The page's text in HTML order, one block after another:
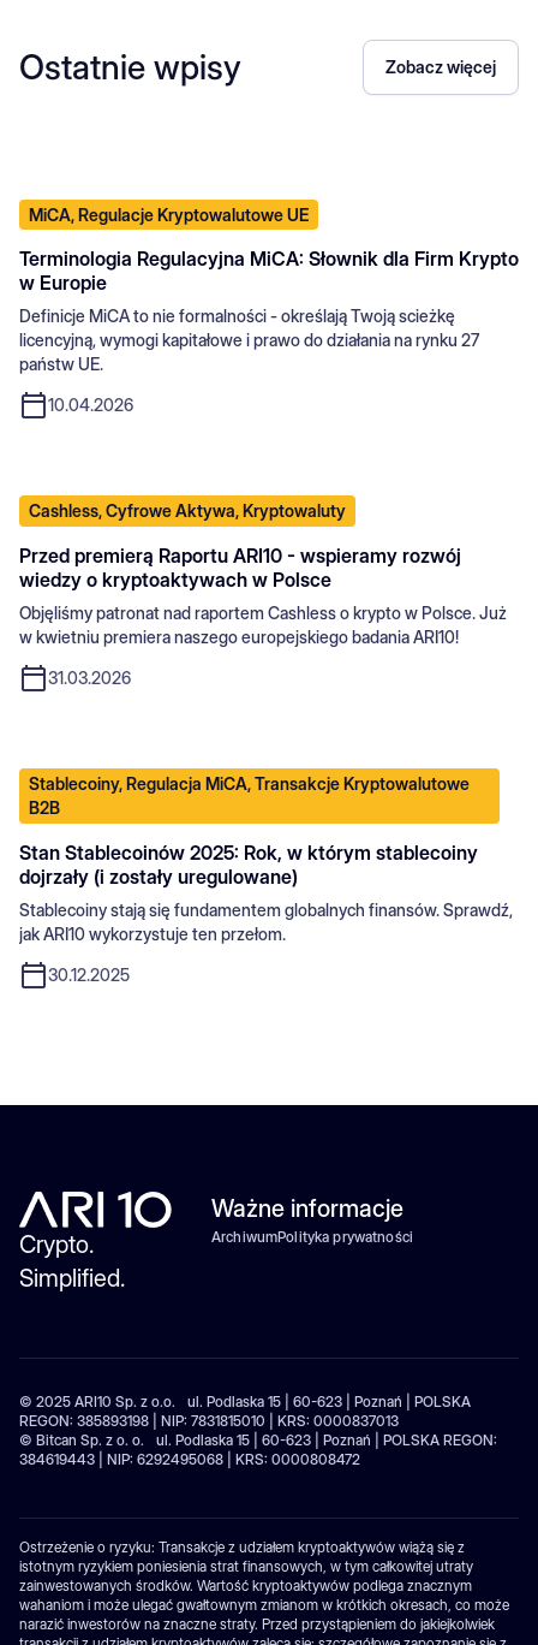
Ostatnie wpisy Zobacz więcej
MiCA, Regulacje Kryptowalutowe UE
Terminologia Regulacyjna MiCA: Słownik dla Firm Krypto
w Europie
Definicje MiCA to nie formalności - określają Twoją scieżkę
licencyjną, wymogi kapitałowe i prawo do działania na rynku 27
państw UE.
10.04.2026
Cashless, Cyfrowe Aktywa, Kryptowaluty
Przed premierą Raportu ARI10 - wspieramy rozwój
wiedzy o kryptoaktywach w Polsce
Objęliśmy patronat nad raportem Cashless o krypto w Polsce. Już
w kwietniu premiera naszego europejskiego badania ARI10!
31.03.2026
Stablecoiny, Regulacja MiCA, Transakcje Kryptowalutowe
B2B
Stan Stablecoinów 2025: Rok, w którym stablecoiny
dojrzały (i zostały uregulowane)
Stablecoiny stają się fundamentem globalnych finansów. Sprawdź,
jak ARI10 wykorzystuje ten przełom.
30.12.2025
Crypto.
Simplified.
Ważne informacje
ArchiwumPolityka prywatności
© 2025 ARI10 Sp. z o.o. ul. Podlaska 15 | 60-623 | Poznań | POLSKA
REGON: 385893198 | NIP: 7831815010 | KRS: 0000837013
© Bitcan Sp. z o. o. ul. Podlaska 15 | 60-623 | Poznań | POLSKA REGON:
384619443 | NIP: 6292495068 | KRS: 0000808472
Ostrzeżenie o ryzyku: Transakcje z udziałem kryptoaktywów wiążą się z
istotnym ryzykiem poniesienia strat finansowych, w tym całkowitej utraty
zainwestowanych środków. Wartość kryptoaktywów podlega znacznym
wahaniom i może ulegać gwałtownym zmianom w krótkich okresach, co może
narazić inwestorów na znaczne straty. Przed przystąpieniem do jakiejkolwiek